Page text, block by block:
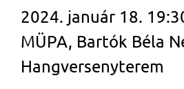
2024. január 18.
MÜPA, Bartók Béla
Hangversenyterem